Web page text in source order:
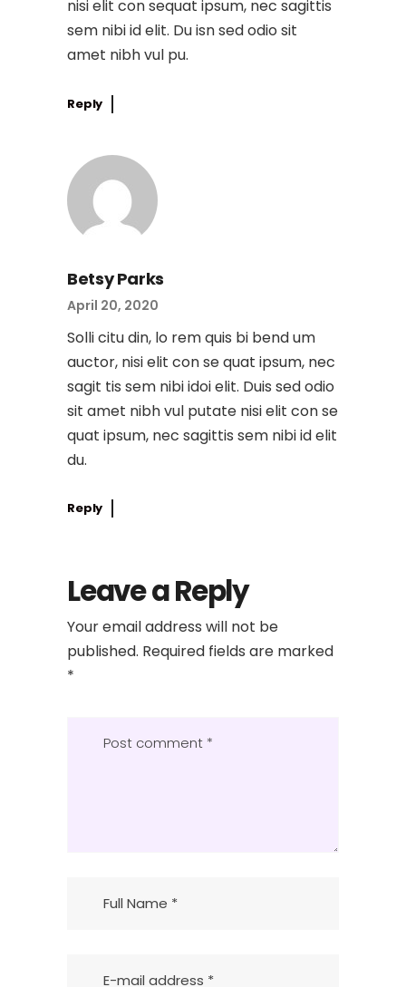
nisi elit con sequat ipsum, nec sagittis
sem nibi id elit. Du isn sed odio sit
amet nibh vul pu.
Reply
Betsy Parks
April 20, 2020
Solli citu din, lo rem quis bi bend um
auctor, nisi elit con se quat ipsum, nec
sagit tis sem nibi idoi elit. Duis sed odio
sit amet nibh vul putate nisi elit con se
quat ipsum, nec sagittis sem nibi id elit
du.
Reply
Leave a Reply
Your email address will not be
published. Required fields are marked
*